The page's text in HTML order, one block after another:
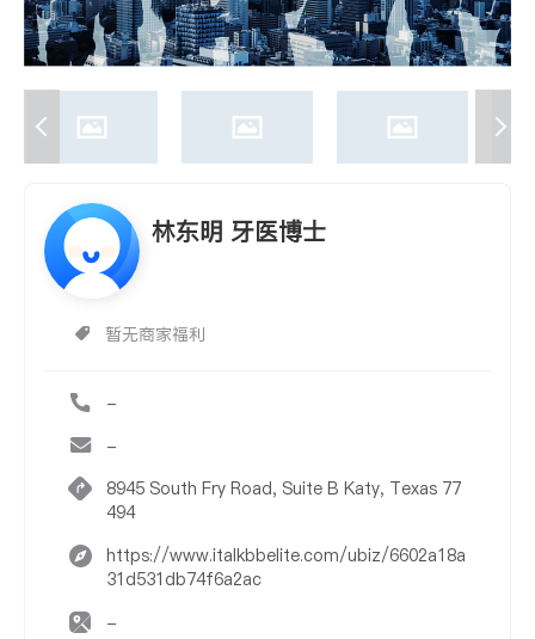
林东明 牙医博士
暂无商家福利
-
-
8945 South Fry Road, Suite B Katy, Texas 77
494
https://www.italkbbelite.com/ubiz/6602a18a
31d531db74f6a2ac
-